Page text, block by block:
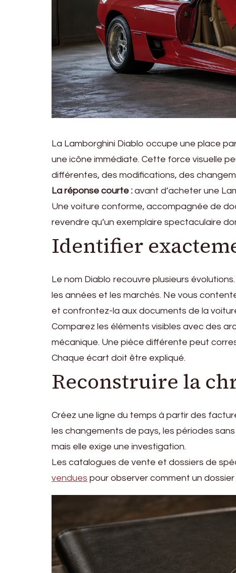
La Lamborghini Diablo occupe une place
une icône immédiate. Cette force visuelle
différentes, des modifications, des
La réponse courte : avant d’acheter une
Une voiture conforme, accompagnée de
revendre qu’un exemplaire spectaculaire
Identifier
Le nom Diablo recouvre plusieurs
les années et les marchés. Ne vous
et confrontez-la aux documents de la
Comparez les éléments visibles avec des
mécanique. Une pièce différente peut
Chaque écart doit être expliqué.
Reconstruire la
Créez une ligne du temps à partir des
les changements de pays, les périodes
mais elle exige une investigation.
Les catalogues de vente et dossiers de
vendues pour observer comment un